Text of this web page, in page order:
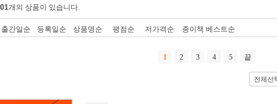
개의 상품이 있습니다.
출간일순 등록일순 상품명순 평점순 저가격순 종이책 베스트순
1 2 3 4 5 끝
전체선